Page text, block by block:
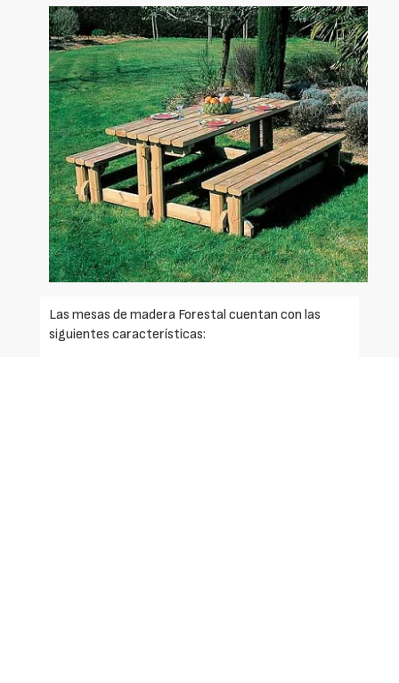
Las mesas de madera Forestal cuentan con las
siguientes características: